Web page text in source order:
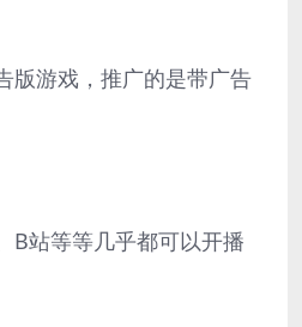
版游戏，推广的是带广告
B站等等几乎都可以开播